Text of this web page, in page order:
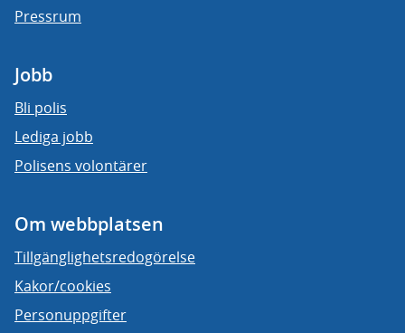
Pressrum
Jobb
Bli polis
Lediga jobb
Polisens volontärer
Om webbplatsen
Tillgänglighetsredogörelse
Kakor/cookies
Personuppgifter